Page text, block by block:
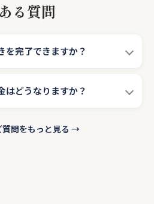
る質問
を完了できますか？
はどうなりますか？
質問をもっと見る →